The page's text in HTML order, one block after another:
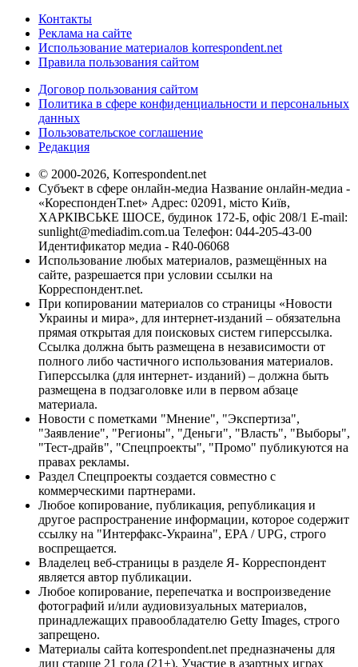
Контакты
Реклама на сайте
Использование материалов korrespondent.net
Правила пользования сайтом
Договор пользования сайтом
Политика в сфере конфиденциальности и персональных
данных
Пользовательское соглашение
Редакция
© 2000-2026, Korrespondent.net
Субъект в сфере онлайн-медиа Название онлайн-медиа -
«КореспонденТ.net» Адрес: 02091, місто Київ,
ХАРКІВСЬКЕ ШОСЕ, будинок 172-Б, офіс 208/1 E-mail:
sunlight@mediadim.com.ua Телефон: 044-205-43-00
Идентификатор медиа - R40-06068
Использование любых материалов, размещённых на
сайте, разрешается при условии ссылки на
Корреспондент.net.
При копировании материалов со страницы «Новости
Украины и мира», для интернет-изданий – обязательна
прямая открытая для поисковых систем гиперссылка.
Ссылка должна быть размещена в независимости от
полного либо частичного использования материалов.
Гиперссылка (для интернет- изданий) – должна быть
размещена в подзаголовке или в первом абзаце
материала.
Новости с пометками "Мнение", "Экспертиза",
"Заявление", "Регионы", "Деньги", "Власть", "Выборы",
"Тест-драйв", "Спецпроекты", "Промо" публикуются на
правах рекламы.
Раздел Спецпроекты создается совместно с
коммерческими партнерами.
Любое копирование, публикация, републикация и
другое распространение информации, которое содержит
ссылку на "Интерфакс-Украина", EPA / UPG, строго
воспрещается.
Владелец веб-страницы в разделе Я- Корреспондент
является автор публикации.
Любое копирование, перепечатка и воспроизведение
фотографий и/или аудиовизуальных материалов,
принадлежащих правообладателю Getty Images, строго
запрещено.
Материалы сайта korrespondent.net предназначены для
лиц старше 21 года (21+). Участие в азартных играх